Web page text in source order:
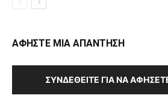
ΑΦΗΣΤΕ ΜΙΑ ΑΠΑΝΤΗΣΗ
ΣΥΝΔΕΘΕΊΤΕ ΓΙΑ ΝΑ